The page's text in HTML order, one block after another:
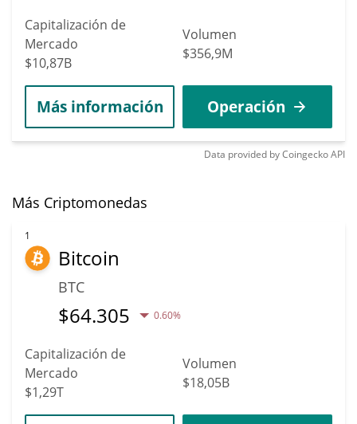
Capitalización de
Mercado
$10,87B
Volumen
$356,9M
Más información Operación
Data provided byCoingeckoAPI
Más Criptomonedas
1
Bitcoin
BTC
$64.305 0.60%
Capitalización de
Mercado
$1,29T
Volumen
$18,05B